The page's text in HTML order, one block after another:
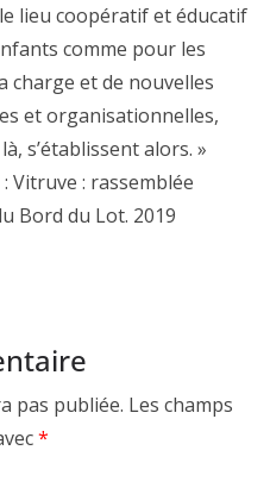
lieu coopératif et éducatif
comme pour les
charge et de nouvelles
et organisationnelles,
s’établissent alors. »
Vitruve : rassemblée
Bord du Lot. 2019
pas publiée. Les champs
*